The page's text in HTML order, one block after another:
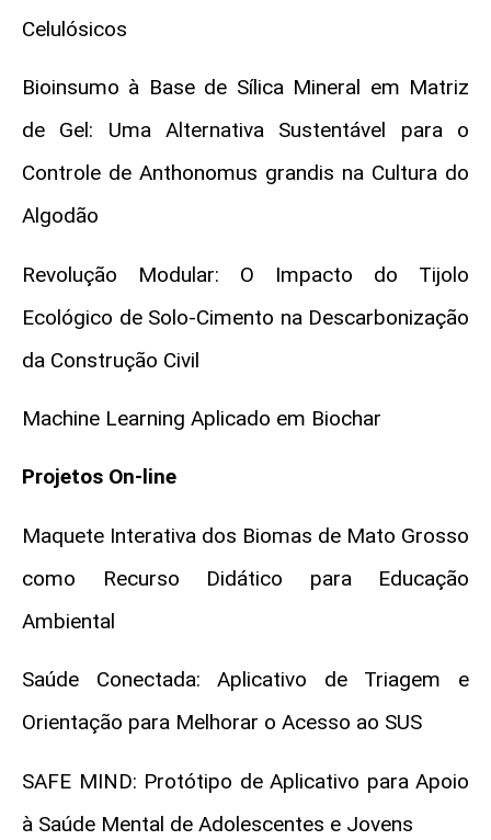
Celulósicos
Bioinsumo à Base de Sílica Mineral em Matriz
de Gel: Uma Alternativa Sustentável para o
Controle de Anthonomus grandis na Cultura do
Algodão
Revolução Modular: O Impacto do Tijolo
Ecológico de Solo-Cimento na Descarbonização
da Construção Civil
Machine Learning Aplicado em Biochar
Projetos On-line
Maquete Interativa dos Biomas de Mato Grosso
como Recurso Didático para Educação
Ambiental
Saúde Conectada: Aplicativo de Triagem e
Orientação para Melhorar o Acesso ao SUS
SAFE MIND: Protótipo de Aplicativo para Apoio
à Saúde Mental de Adolescentes e Jovens